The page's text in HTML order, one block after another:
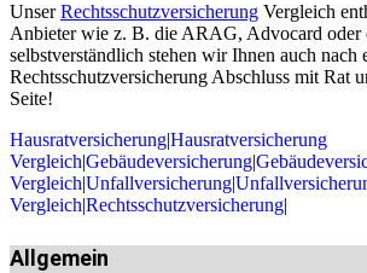
UnserRechtsschutzversicherung Vergleich
Anbieter wie z. B. die ARAG, Advocard
selbstverständlich stehen wir Ihnen auch nach
Rechtsschutzversicherung Abschluss mit Rat
Seite!
Hausratversicherung|Hausratversicherung
Vergleich|Gebäudeversicherung|
Vergleich|Unfallversicherung|
Vergleich|Rechtsschutzversicherung|
Allgemein